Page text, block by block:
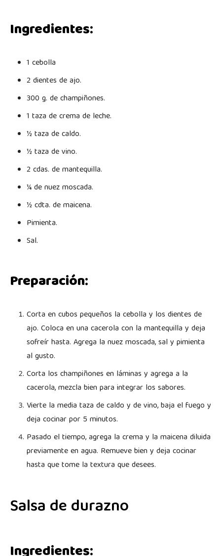
Ingredientes:
1 cebolla
2 dientes de ajo.
300 g. de champiñones.
1 taza de crema de leche.
½ taza de caldo.
½ taza de vino.
2 cdas. de mantequilla.
¼ de nuez moscada.
½ cdta. de maicena.
Pimienta.
Sal.
Preparación:
Corta en cubos pequeños la cebolla y los dientes de
ajo. Coloca en una cacerola con la mantequilla y deja
sofreír hasta. Agrega la nuez moscada, sal y pimienta
al gusto.
Corta los champiñones en láminas y agrega a la
cacerola, mezcla bien para integrar los sabores.
Vierte la media taza de caldo y de vino, baja el fuego y
deja cocinar por 5 minutos.
Pasado el tiempo, agrega la crema y la maicena diluida
previamente en agua. Remueve bien y deja cocinar
hasta que tome la textura que desees.
Salsa de durazno